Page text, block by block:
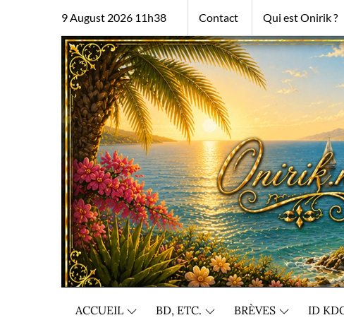
9 August 2026 11h38 Contact Qui est Onirik ?
ACCUEIL BD, ETC. BRÈVES ID